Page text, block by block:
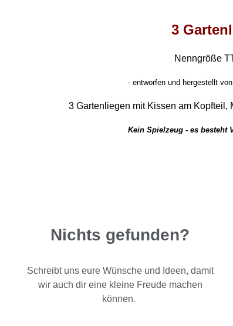
3
Nenngröße
- entworfen und hergestellt
3 Gartenliegen mit Kissen am Kopfteil,
Kein Spielzeug - es besteht
Nichts gefunden?
Schreibt uns eure Wünsche und Ideen, damit
wir auch dir eine kleine Freude machen
können.